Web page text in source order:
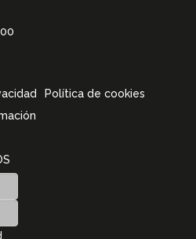
Política de cookies